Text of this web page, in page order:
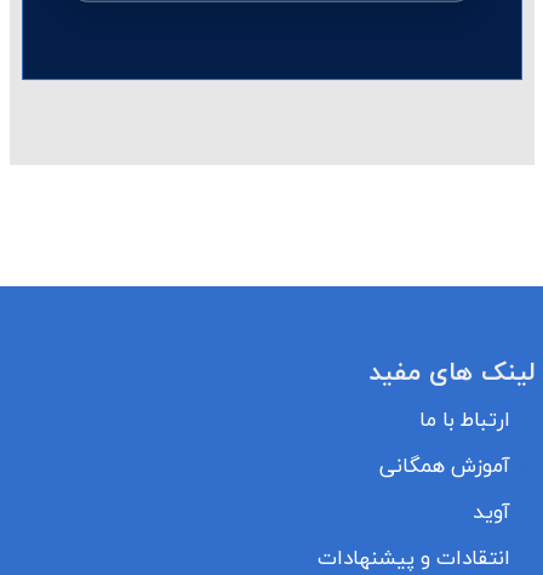
لینک های مفید
ارتباط با ما
آموزش همگانی
آوید
انتقادات و پیشنهادات